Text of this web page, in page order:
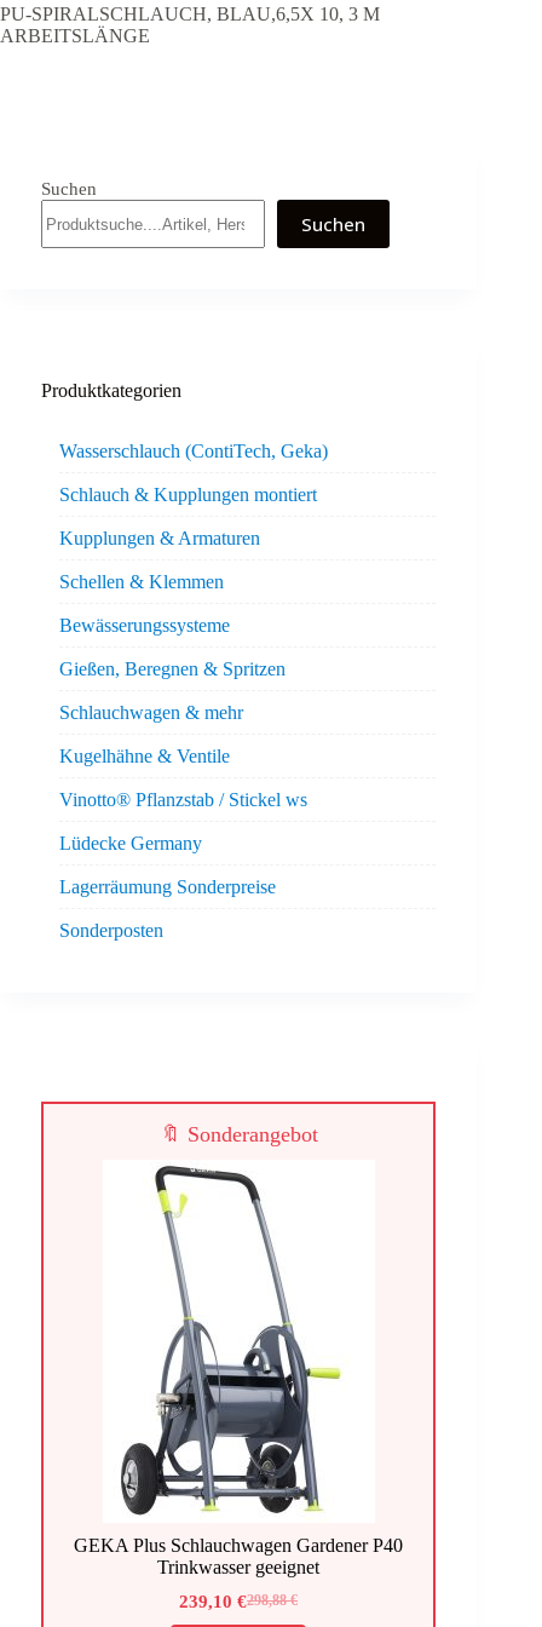
PU-SPIRALSCHLAUCH, BLAU,6,5X 10, 3 M
ARBEITSLÄNGE
Suchen
Suchen
Produktkategorien
Wasserschlauch (ContiTech, Geka)
Schlauch & Kupplungen montiert
Kupplungen & Armaturen
Schellen & Klemmen
Bewässerungssysteme
Gießen, Beregnen & Spritzen
Schlauchwagen & mehr
Kugelhähne & Ventile
Vinotto® Pflanzstab / Stickel ws
Lüdecke Germany
Lagerräumung Sonderpreise
Sonderposten
🔖 Sonderangebot
GEKA Plus Schlauchwagen Gardener P40
Trinkwasser geeignet
298,88€
Ursprünglicher
239,10€
Aktueller